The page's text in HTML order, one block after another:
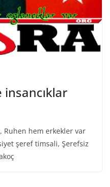
Ruhen hem erkekler var
şeref timsali, Şerefsiz